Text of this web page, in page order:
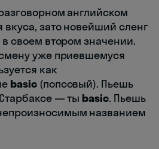
английском
вкуса, зато новейший сленг
своем втором значении.
уже приевшемуся
как
basic(попсовый). Пьешь
— ты basic. Пьешь
названием